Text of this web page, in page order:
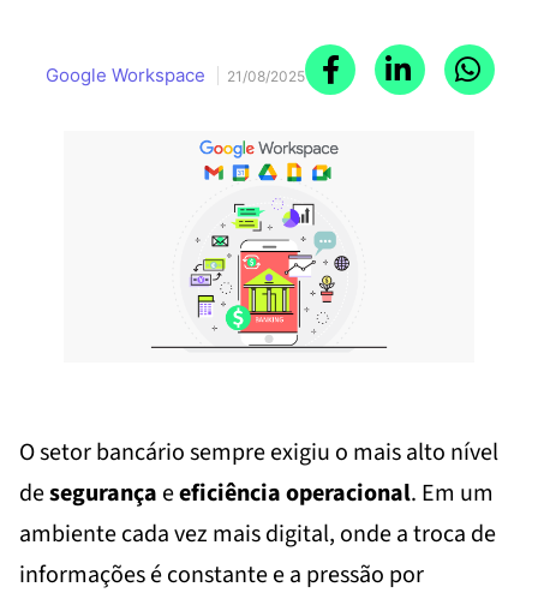
Google Workspace 21/08/2025
O setor bancário sempre exigiu o mais alto nível
desegurança eeficiência operacional. Em um
ambiente cada vez mais digital, onde a troca de
informações é constante e a pressão por